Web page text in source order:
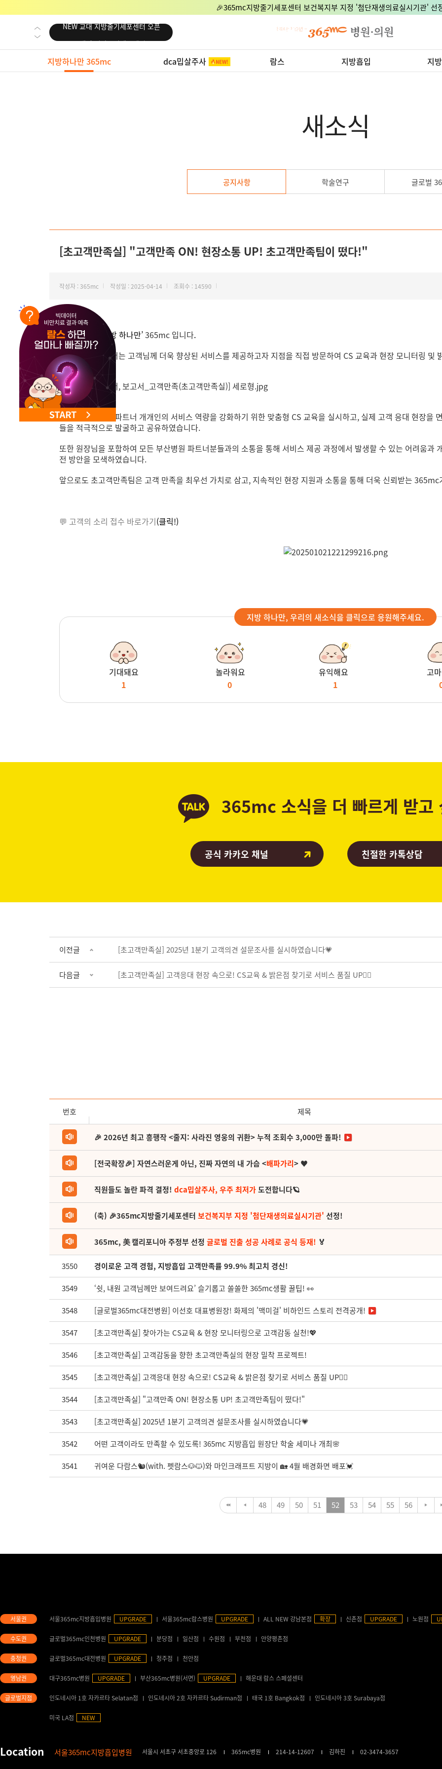
🎉365mc지방줄기세포센터 보건복지부 지정 '첨단재생의료실시기관' 선
NEW 교대 지방줄기세포센터 오픈
NEW 대전 지방줄기세포센터 오픈
NEW 노원 지방줄기세포센터 오픈
NEW 미국 LA점 오픈
지방하나만 365mc dca밉살주사 람스 지방흡입 지
새소식
공지사항 학술연구 글로벌
[초고객만족실] "고객만족 ON! 현장소통 UP! 초고객만족팀이 떴다!"
작성자 : 365mc 작성일 : 2025-04-14 조회수 : 14590
안녕하세요 지방 하나만’365mc 입니다.
초고객만족실에서는 고객님께 더욱 향상된 서비스를 제공하고자 지점을 직접 방문하여 CS 교육과 현장 모니터링 및
이번 방문에서는 파트너 개개인의 서비스 역량을 강화하기 위한 맞춤형 CS 교육을 실시하고, 실제 고객 응대 현장을
들을 적극적으로 발굴하고 공유하였습니다.
또한 원장님을 포함하여 모든 부산병원 파트너분들과의 소통을 통해 서비스 제공 과정에서 발생할 수 있는 어려움과
전 방안을 모색하였습니다.
앞으로도 초고객만족팀은 고객 만족을 최우선 가치로 삼고, 지속적인 현장 지원과 소통을 통해 더욱 신뢰받는
💬 고객의 소리 접수 바로가기(클릭!)
지방 하나만, 우리의 새소식을 클릭으로 응원해주세요.
기대돼요
1
놀라워요
0
유익해요
1
고
365mc 소식을 더 빠르게 받고
공식 카카오 채널 친절한 카톡상담
이전글 [초고객만족실] 2025년 1분기 고객의견 설문조사를 실시하였습니다💗
다음글 [초고객만족실] 고객응대 현장 속으로! CS교육 & 밝은점 찾기로 서비스 품질 UP🧚‍♀️
번호 제목
🎉 2026년 최고 흥행작 <줄지: 사라진 영웅의 귀환> 누적 조회수 3,000만 돌파!
[전국확장🎉] 자연스러운게 아닌, 진짜 자연의 내 가슴 <배파가리> ♥
직원들도 놀란 파격 결정! dca밉살주사, 우주 최저가도전합니다🪐
(축) 🎉365mc지방줄기세포센터 보건복지부 지정 '첨단재생의료실시기관' 선정!
365mc, 美 캘리포니아 주정부 선정 글로벌 진출 성공 사례로 공식 등재! 🏅
3550 경이로운 고객 경험, 지방흡입 고객만족률 99.9% 최고치 경신!
3549 ‘쉿, 내원 고객님께만 보여드려요’ 슬기롭고 쏠쏠한 365mc생활 꿀팁! 👀
3548 [글로벌365mc대전병원] 이선호 대표병원장! 화제의 '맥미걸' 비하인드 스토리 전격공개!
3547 [초고객만족실] 찾아가는 CS교육 & 현장 모니터링으로 고객감동 실천!💖
3546 [초고객만족실] 고객감동을 향한 초고객만족실의 현장 밀착 프로젝트!
3545 [초고객만족실] 고객응대 현장 속으로! CS교육 & 밝은점 찾기로 서비스 품질 UP🧚‍♀️
3544 [초고객만족실] "고객만족 ON! 현장소통 UP! 초고객만족팀이 떴다!"
3543 [초고객만족실] 2025년 1분기 고객의견 설문조사를 실시하였습니다💗
3542 어떤 고객이라도 만족할 수 있도록! 365mc 지방흡입 원장단 학술 세미나 개최🌸
3541 귀여운 다람스🐿(with. 펫람스🐶🐱)와 마인크래프트 지방이 🏡 4월 배경화면 배포💓
48 49 50 51 52 53 54 55 56
서울365mc지방흡입병원 UPGRADE 서울365mc람스병원 UPGRADE ALL NEW 강남본점 확장 신촌점 UPGRADE 노원점
글로벌365mc인천병원 UPGRADE 분당점 일산점 수원점 부천점 안양평촌점
글로벌365mc대전병원 UPGRADE 청주점 천안점
대구365mc병원 UPGRADE 부산365mc병원(서면) UPGRADE 해운대 람스 스페셜센터
인도네시아 1호 자카르타 Selatan점 인도네시아 2호 자카르타 Sudirman점 태국 1호 Bangkok점 인도네시아 3호 Surabaya점
미국 LA점 NEW
서울365mc지방흡입병원 서울시 서초구 서초중앙로 126 365mc병원 214-14-12607 김하진 02-3474-3657